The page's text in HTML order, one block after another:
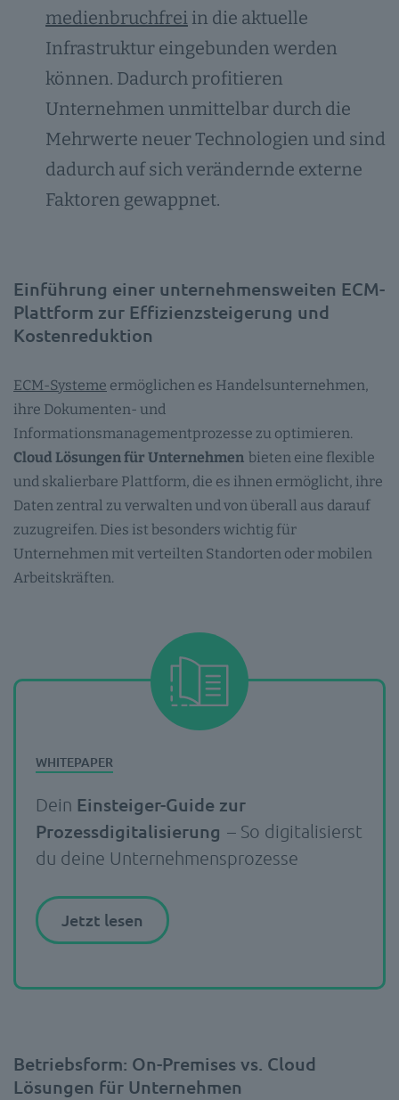
medienbruchfrei in die aktuelle
Infrastruktur eingebunden werden
können. Dadurch profitieren
Unternehmen unmittelbar durch die
Mehrwerte neuer Technologien und sind
dadurch auf sich verändernde externe
Faktoren gewappnet.
Einführung einer unternehmensweiten ECM-
Plattform zur Effizienzsteigerung und
Kostenreduktion
ECM-Systeme ermöglichen es Handelsunternehmen,
ihre Dokumenten- und
Informationsmanagementprozesse zu optimieren.
Cloud Lösungen für Unternehmen bieten eine flexible
und skalierbare Plattform, die es ihnen ermöglicht, ihre
Daten zentral zu verwalten und von überall aus darauf
zuzugreifen. Dies ist besonders wichtig für
Unternehmen mit verteilten Standorten oder mobilen
Arbeitskräften.
Dein Einsteiger-Guide zur
Prozessdigitalisierung – So digitalisierst
du deine Unternehmensprozesse
Jetzt lesen
Betriebsform: On-Premises vs. Cloud
Lösungen für Unternehmen